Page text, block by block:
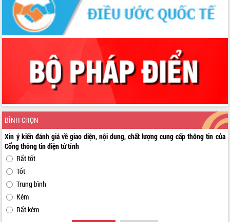
BÌNH CHỌN
Xin ý kiến đánh giá về giao diện, nội dung, chất lượng cung cấp thông tin của
Cổng thông tin điện tử tỉnh
Rất tốt
Tốt
Trung bình
Kém
Rất kém